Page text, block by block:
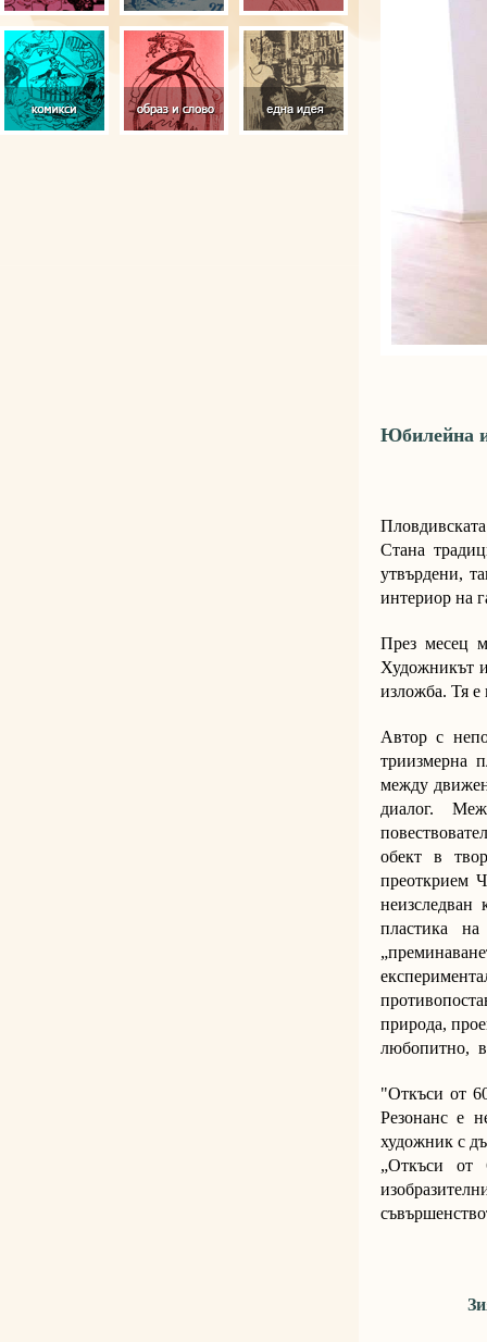
Юбилейна
Стана
утвърдени,
интериор на
През месец
Художникът
изложба. Тя
Автор с
триизмерна
между
диалог.
обект в
преоткрием
пластика
природа,
любопитно,
"Откъси от
Резонанс е
художник с
„Откъси от